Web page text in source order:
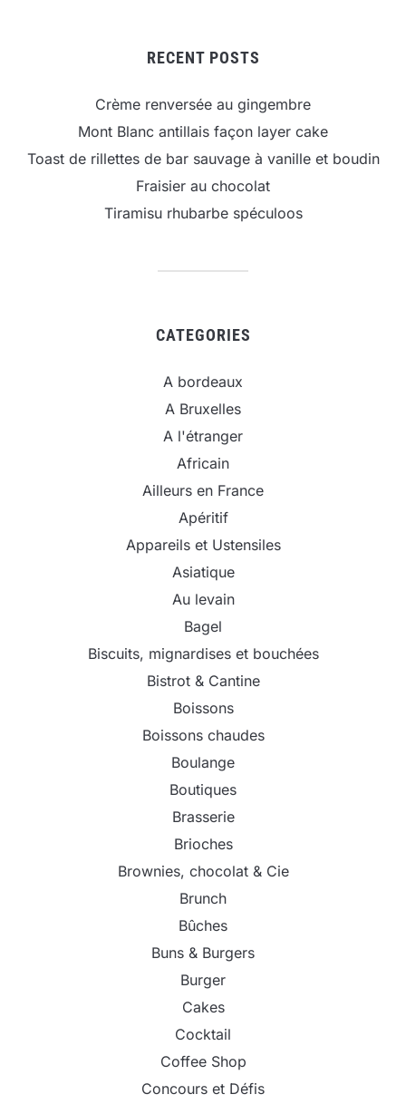
RECENT POSTS
Crème renversée au gingembre
Mont Blanc antillais façon layer cake
Toast de rillettes de bar sauvage à vanille et boudin
Fraisier au chocolat
Tiramisu rhubarbe spéculoos
CATEGORIES
A bordeaux
A Bruxelles
A l'étranger
Africain
Ailleurs en France
Apéritif
Appareils et Ustensiles
Asiatique
Au levain
Bagel
Biscuits, mignardises et bouchées
Bistrot & Cantine
Boissons
Boissons chaudes
Boulange
Boutiques
Brasserie
Brioches
Brownies, chocolat & Cie
Brunch
Bûches
Buns & Burgers
Burger
Cakes
Cocktail
Coffee Shop
Concours et Défis